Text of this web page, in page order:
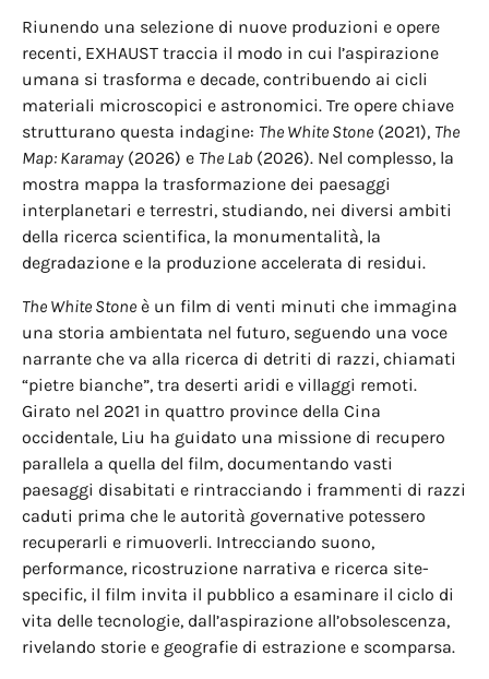
Riunendo una selezione di nuove produzioni e opere
recenti, EXHAUST traccia il modo in cui l’aspirazione
umana si trasforma e decade, contribuendo ai cicli
materiali microscopici e astronomici. Tre opere chiave
strutturano questa indagine: The White Stone (2021), The
Map: Karamay(2026) e The Lab (2026). Nel complesso, la
mostra mappa la trasformazione dei paesaggi
interplanetari e terrestri, studiando, nei diversi ambiti
della ricerca scientifica, la monumentalità, la
degradazione e la produzione accelerata di residui.
The White Stone è un film di venti minuti che immagina
una storia ambientata nel futuro, seguendo una voce
narrante che va alla ricerca di detriti di razzi, chiamati
“pietre bianche”, tra deserti aridi e villaggi remoti.
Girato nel 2021 in quattro province della Cina
occidentale, Liu ha guidato una missione di recupero
parallela a quella del film, documentando vasti
paesaggi disabitati e rintracciando i frammenti di razzi
caduti prima che le autorità governative potessero
recuperarli e rimuoverli. Intrecciando suono,
performance, ricostruzione narrativa e ricerca site-
specific, il film invita il pubblico a esaminare il ciclo di
vita delle tecnologie, dall’aspirazione all’obsolescenza,
rivelando storie e geografie di estrazione e scomparsa.